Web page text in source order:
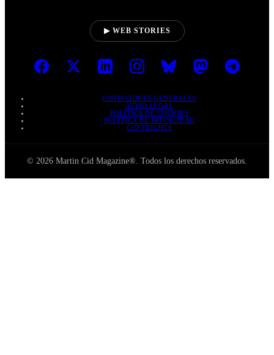
▶ WEB STORIES
CONDICIONES GENERALES
AVISO LEGAL
POLÍTICA DE COOKIES
POLÍTICA DE PRIVACIDAD
COPYRIGHTS
© 2026 Martin Cid Magazine®. Todos los derechos reservados.